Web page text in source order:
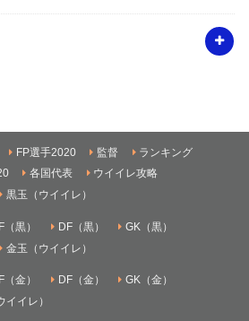
FP選手2020 監督
ランキング
各国代表
ウイイレ攻略
黒玉（ウイイレ）
（黒） DF（黒）
GK（黒）
金玉（ウイイレ）
（金） DF（金）
GK（金）
イイレ）